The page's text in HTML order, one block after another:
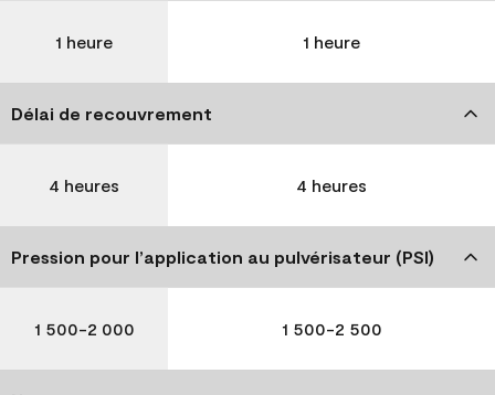
1 heure 1 heure
Délai de recouvrement
4 heures 4 heures
Pression pour l’application au pulvérisateur (PSI)
1 500-2 000 1 500-2 500